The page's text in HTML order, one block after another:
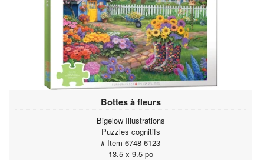
Bottes à fleurs
Bigelow Illustrations
Puzzles cognitifs
# Item 6748-6123
13.5 x 9.5 po